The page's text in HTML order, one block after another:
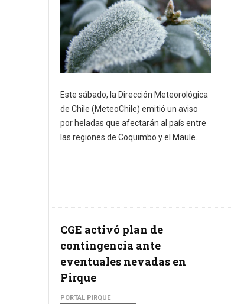
Este sábado, la Dirección Meteorológica
de Chile (MeteoChile) emitió un aviso
por heladas que afectarán al país entre
las regiones de Coquimbo y el Maule.
CGE activó plan de
contingencia ante
eventuales nevadas en
Pirque
PORTAL PIRQUE